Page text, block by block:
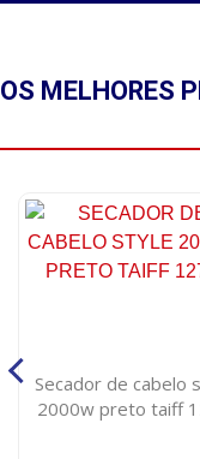
OS MELHORES
Secador de cabelo
2000w preto taiff